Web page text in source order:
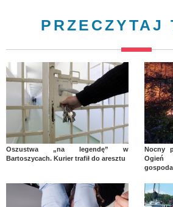
PRZECZYTAJ
Oszustwa „na legendę” w
Bartoszycach. Kurier trafił do aresztu
Nocny